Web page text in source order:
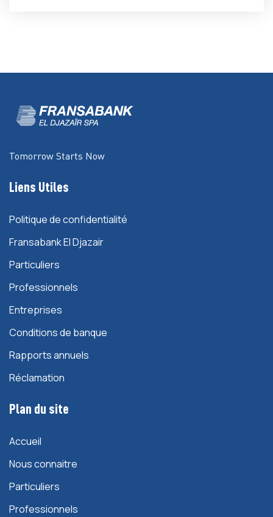
Tomorrow Starts Now
Liens Utiles
Politique de confidentialité
Fransabank El Djazair
Particuliers
Professionnels
Entreprises
Conditions de banque
Rapports annuels
Réclamation
Plan du site
Accueil
Nous connaitre
Particuliers
Professionnels